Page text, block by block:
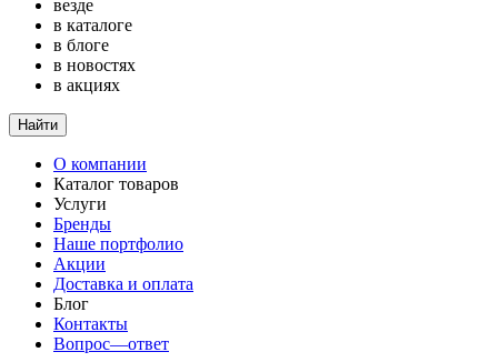
везде
в каталоге
в блоге
в новостях
в акциях
Найти
О компании
Каталог товаров
Услуги
Бренды
Наше портфолио
Акции
Доставка и оплата
Блог
Контакты
Вопрос—ответ